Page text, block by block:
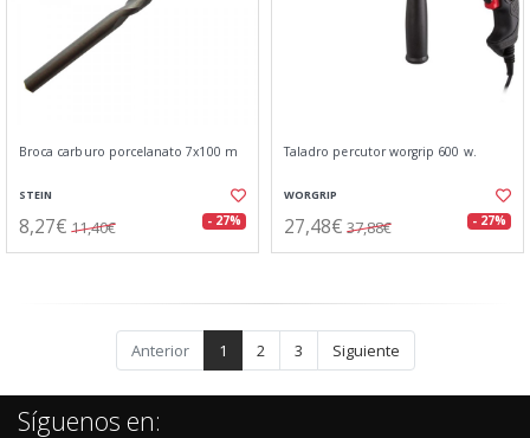
Broca carburo porcelanato 7x100 m
STEIN
8,27€ 11,40€ - 27%
Taladro percutor worgrip 600 w.
WORGRIP
27,48€ 37,88€ - 27%
Anterior 1 2 3 Siguiente
Síguenos en: